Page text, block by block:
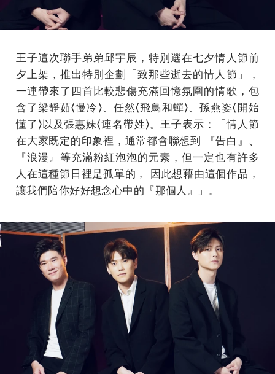
王子這次聯手弟弟邱宇辰，特別選在七夕情人節前
夕上架，推出特別企劃「致那些逝去的情人節」，
一連帶來了四首比較悲傷充滿回憶氛圍的情歌，包
含了梁靜茹⟨慢冷⟩、任然⟨飛鳥和蟬⟩、孫燕姿⟨開始
懂了⟩以及張惠妹⟨連名帶姓⟩。王子表示：「情人節
在大家既定的印象裡，通常都會聯想到 『告白』、
『浪漫』等充滿粉紅泡泡的元素，但一定也有許多
人在這種節日裡是孤單的， 因此想藉由這個作品，
讓我們陪你好好想念心中的『那個人』」。